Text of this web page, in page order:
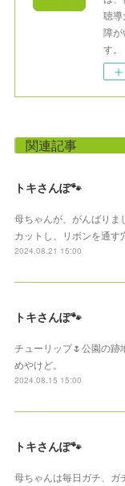
聴導
障
す。
関連記事
トキさんぽ🐾
母ちゃんが、がんばりま
カットし、リボンを通す
2024.08.21 15:00
トキさんぽ🐾
チューリップ🌷公園の跡
めやけど。
2024.08.15 15:00
トキさんぽ🐾
母ちゃんは毎日ガチ、ガ